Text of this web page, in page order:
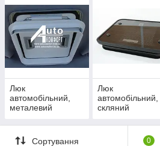
Люк
автомобільний,
металевий
Люк
автомобільний,
скляний
Сортування 0